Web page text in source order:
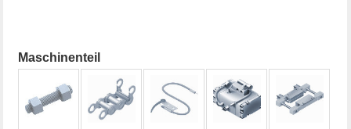
Maschinenteil